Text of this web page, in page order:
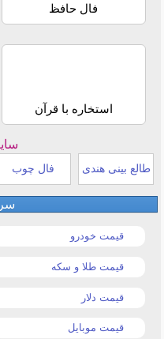
فال حافظ
استخاره با قرآن
طالع بینی هندی فال چوب
قیمت خودرو
قیمت طلا و سکه
قیمت دلار
قیمت موبایل